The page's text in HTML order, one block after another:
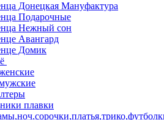
Донецкая Мануфактура
Подарочные
Нежный сон
Авангард
Домик
плавки